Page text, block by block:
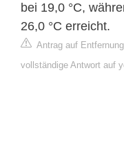
bei 19,0 °C,
26,0 °C erreicht.
Antrag auf
vollständige Antwort auf